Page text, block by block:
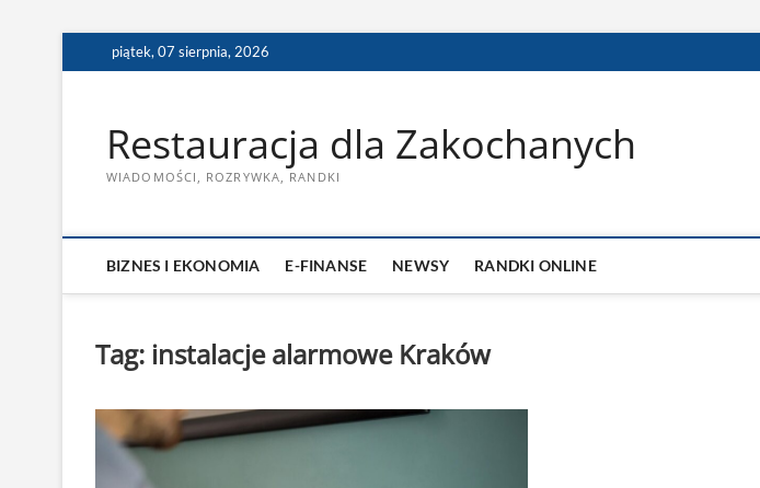
to
piątek, 07 sierpnia, 2026
Restauracja dla Zakochanych
WIADOMOŚCI, ROZRYWKA, RANDKI
BIZNES I EKONOMIA E-FINANSE NEWSY RANDKI ONLINE
Tag: instalacje alarmowe Kraków